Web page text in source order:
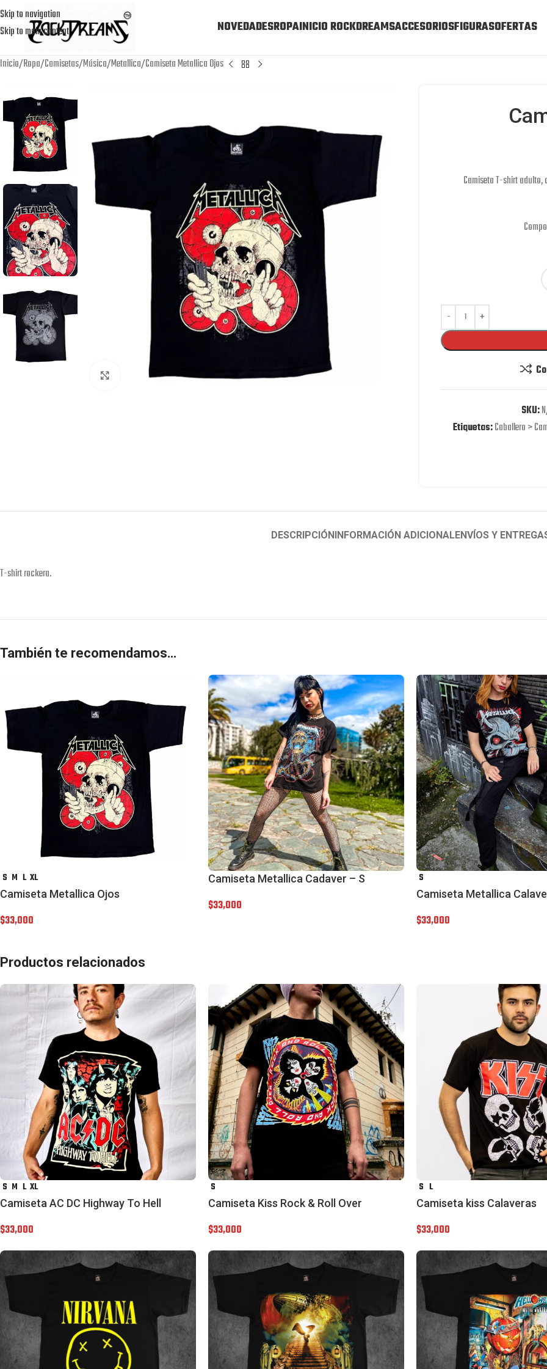
Skip to navigation
Skip to main content
NOVEDADESROPAINICIO ROCKDREAMSACCESORIOSFIGURASOFERTAS
Inicio Ropa Camisetas Música Metallica Camiseta Metallica Ojos
Click to enlarge
Camiseta T-shirt
SKU:
Etiquetas:Caballero >
DESCRIPCIÓNINFORMACIÓN ADICIONALENVÍOS Y
T-shirt rockera.
También te recomendamos…
S M L XL
Camiseta Metallica Ojos
$33,000
Camiseta Metallica Cadaver – S
$33,000
S
Camiseta Metallica
$33,000
Productos relacionados
S M L XL
Camiseta AC DC Highway To Hell
$33,000
S
Camiseta Kiss Rock & Roll Over
$33,000
S L
Camiseta kiss Calaveras
$33,000